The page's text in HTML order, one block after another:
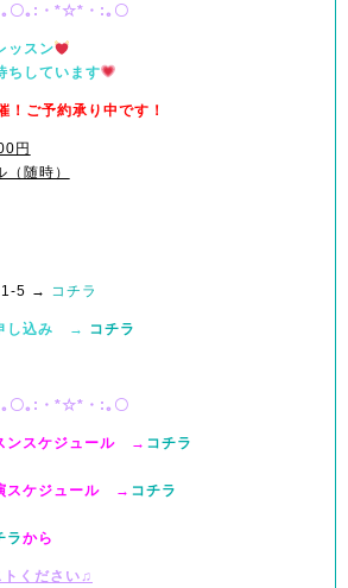
〇｡:・*☆*・:｡〇
ッスン
ちしています
！ご予約承り中です！
円
随時）
5 →
コチラ
し込み → コチラ
〇｡:・*☆*・:｡〇
ンスケジュール → コチラ
スケジュール → コチラ
ラから
ください♫